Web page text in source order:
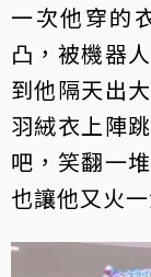
一次他穿的
凸，被機器
到他隔天出
羽絨衣上陣
吧，笑翻一
也讓他又火一